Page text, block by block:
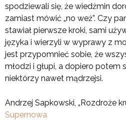
spodziewali się, że wiedźmin
zamiast mówić „no weź”. Czy
stawiał pierwsze kroki, sami
języka i wierzyli w wyprawy z
jest przypomnieć sobie, że
młodzi i głupi, a dopiero potem
niektórzy nawet mądrzejsi.
Andrzej Sapkowski, „Rozdroże
Supernowa